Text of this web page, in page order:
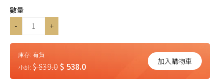
數量
-
+
庫存: 有貨
小計: $ 839.0$ 538.0 加入購物車